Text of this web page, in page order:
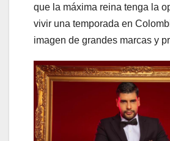
que la máxima reina tenga la
vivir una temporada en
imagen de grandes marcas y